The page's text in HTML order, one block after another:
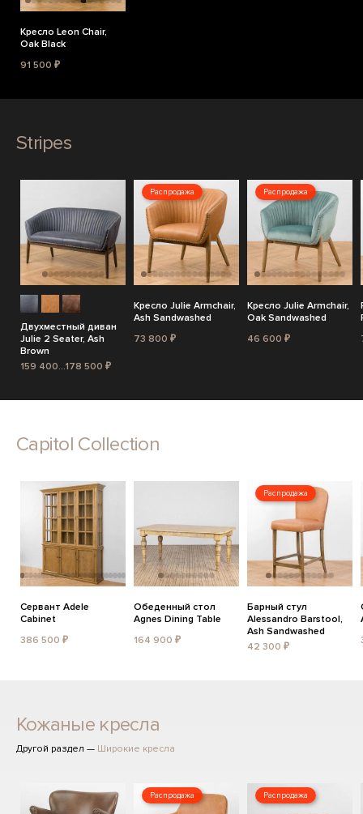
Кресло Leon Chair,
Oak Black
91 500 ₽
Stripes
Двухместный диван
Julie 2 Seater, Ash
Brown
159 400...178 500 ₽
Распродажа
Кресло Julie Armchair,
Ash Sandwashed
73 800 ₽
Распродажа
Кресло Julie Armchair,
Oak Sandwashed
46 600 ₽
Capitol Collection
Сервант Adele
Cabinet
386 500 ₽
Обеденный стол
Agnes Dining Table
164 900 ₽
Распродажа
Барный стул
Alessandro Barstool,
Ash Sandwashed
42 300 ₽
Кожаные кресла
Другой раздел — Широкие кресла
Распродажа Распродажа